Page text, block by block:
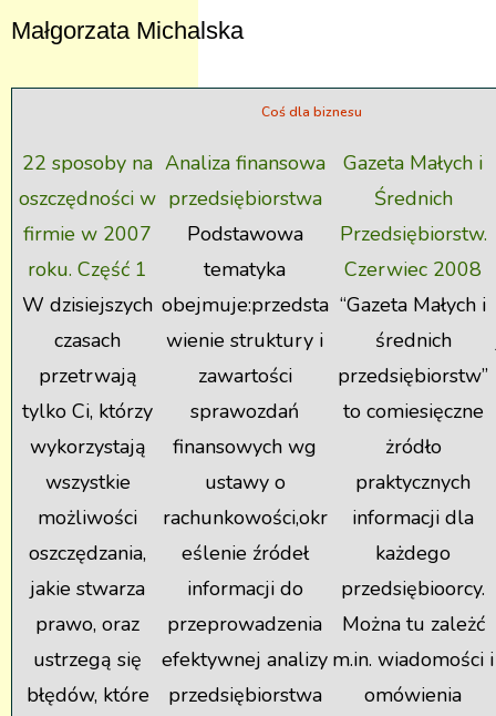
Małgorzata Michalska
Coś dla biznesu
22 sposoby na
oszczędności w
firmie w 2007
roku. Część 1
W dzisiejszych
czasach
przetrwają
tylko Ci, którzy
wykorzystają
wszystkie
możliwości
oszczędzania,
jakie stwarza
prawo, oraz
ustrzegą się
błędów, które
Analiza finansowa
przedsiębiorstwa
Podstawowa
tematyka
obejmuje:przedsta
wienie struktury i
zawartości
sprawozdań
finansowych wg
ustawy o
rachunkowości,okr
eślenie źródeł
informacji do
przeprowadzenia
efektywnej analizy
przedsiębiorstwa
Gazeta Małych i
Średnich
Przedsiębiorstw.
Czerwiec 2008
“Gazeta Małych i
średnich
przedsiębiorstw”
to comiesięczne
żródło
praktycznych
informacji dla
każdego
przedsiębioorcy.
Można tu zależć
m.in. wiadomości i
omówienia